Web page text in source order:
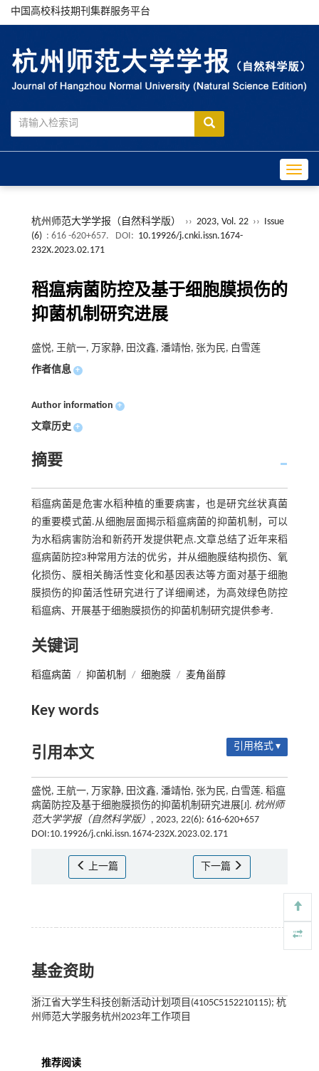
中国高校科技期刊集群服务平台
杭州师范大学学报（自然科学版） ›› 2023, Vol. 22 ›› Issue
(6) : 616 -620+657. DOI: 10.19926/j.cnki.issn.1674-
232X.2023.02.171
稻瘟病菌防控及基于细胞膜损伤的
抑菌机制研究进展
盛悦, 王航一, 万家静, 田汶鑫, 潘靖怡, 张为民, 白雪莲
作者信息 +
Author information +
文章历史 +
摘要
稻瘟病菌是危害水稻种植的重要病害，也是研究丝状真菌
的重要模式菌.从细胞层面揭示稻瘟病菌的抑菌机制，可以
为水稻病害防治和新药开发提供靶点.文章总结了近年来稻
瘟病菌防控3种常用方法的优劣，并从细胞膜结构损伤、氧
化损伤、膜相关酶活性变化和基因表达等方面对基于细胞
膜损伤的抑菌活性研究进行了详细阐述，为高效绿色防控
稻瘟病、开展基于细胞膜损伤的抑菌机制研究提供参考.
关键词
稻瘟病菌 / 抑菌机制 / 细胞膜 / 麦角甾醇
Key words
引用本文 引用格式 ▾
盛悦, 王航一, 万家静, 田汶鑫, 潘靖怡, 张为民, 白雪莲. 稻瘟
病菌防控及基于细胞膜损伤的抑菌机制研究进展[J]. 杭州师
范大学学报（自然科学版） , 2023, 22(6): 616-620+657
DOI:10.19926/j.cnki.issn.1674-232X.2023.02.171
上一篇 下一篇
基金资助
浙江省大学生科技创新活动计划项目(4105C5152210115); 杭
州师范大学服务杭州2023年工作项目